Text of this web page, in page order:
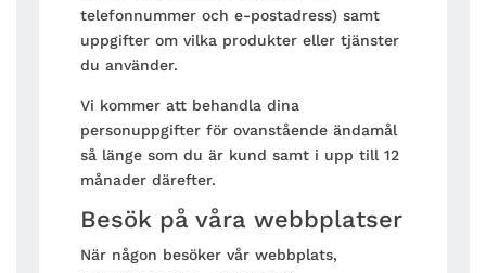
telefonnummer och e-postadress) samt
uppgifter om vilka produkter eller tjänster
du använder.
Vi kommer att behandla dina
personuppgifter för ovanstående ändamål
så länge som du är kund samt i upp till 12
månader därefter.
Besök på våra webbplatser
När någon besöker vår webbplats,